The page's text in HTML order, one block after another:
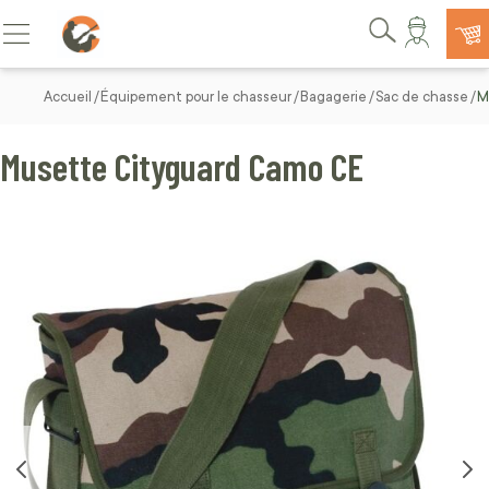
Allez au contenu
Basculer la navigation
Rechercher
Accueil Équipement pour le chasseur Bagagerie Sac de chasse
Musette Cityguard Camo CE